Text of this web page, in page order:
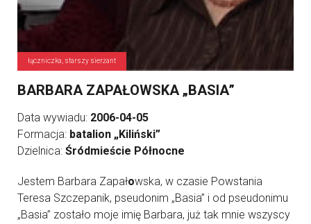
łączniczka, starszy sierżant
BARBARA ZAPAŁOWSKA „BASIA”
Data wywiadu: 2006-04-05
Formacja: batalion „Kiliński”
Dzielnica: Śródmieście Północne
Jestem Barbara Zapałowska, w czasie Powstania
Teresa Szczepanik, pseudonim „Basia” i od pseudonimu
„Basia” zostało moje imię Barbara, już tak mnie wszyscy